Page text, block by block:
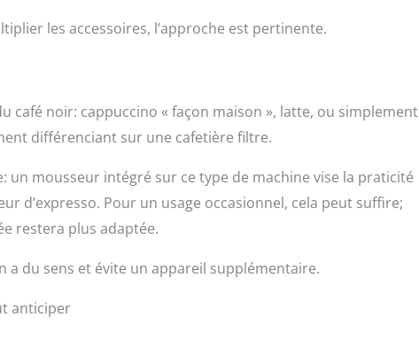
les accessoires, l’approche est pertinente.
café noir: cappuccino « façon maison », latte, ou simplement
différenciant sur une cafetière filtre.
mousseur intégré sur ce type de machine vise la praticité
d’expresso. Pour un usage occasionnel, cela peut suffire;
restera plus adaptée.
a du sens et évite un appareil supplémentaire.
anticiper